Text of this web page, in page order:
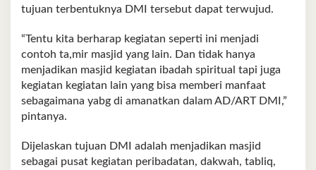
tujuan terbentuknya DMI tersebut dapat terwujud.
“Tentu kita berharap kegiatan seperti ini menjadi
contoh ta,mir masjid yang lain. Dan tidak hanya
menjadikan masjid kegiatan ibadah spiritual tapi juga
kegiatan kegiatan lain yang bisa memberi manfaat
sebagaimana yabg di amanatkan dalam AD/ART DMI,”
pintanya.
Dijelaskan tujuan DMI adalah menjadikan masjid
sebagai pusat kegiatan peribadatan, dakwah, tabliq,